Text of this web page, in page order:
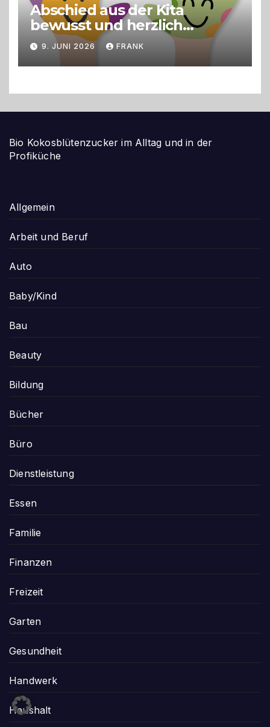
Abschied aus der Kita
bewusst und herzlich
gestalten
9. JUNI 2026 FRANK
Bio Kokosblütenzucker im Alltag und in der
Profiküche
Allgemein
Arbeit und Beruf
Auto
Baby/Kind
Bau
Beauty
Bildung
Bücher
Büro
Dienstleistung
Essen
Familie
Finanzen
Freizeit
Garten
Gesundheit
Handwerk
Haushalt